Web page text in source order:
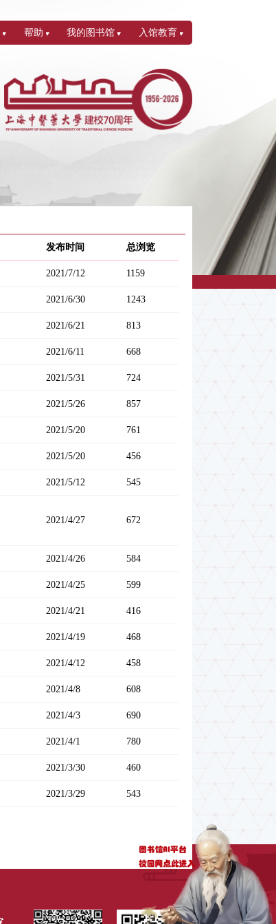
帮助 我的图书馆 入馆教育
发布时间 总浏览
2021/7/12 1159
2021/6/30 1243
2021/6/21 813
2021/6/11 668
2021/5/31 724
2021/5/26 857
2021/5/20 761
2021/5/20 456
2021/5/12 545
2021/4/27 672
2021/4/26 584
2021/4/25 599
2021/4/21 416
2021/4/19 468
2021/4/12 458
2021/4/8 608
2021/4/3 690
2021/4/1 780
2021/3/30 460
2021/3/29 543